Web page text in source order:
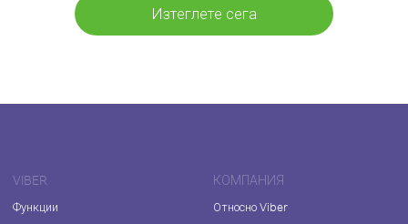
Изтеглете сега
VIBER
Функции
КОМПАНИЯ
Относно Viber